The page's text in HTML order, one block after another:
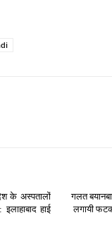
के अस्पतालों
हाई
गलत
लगायी